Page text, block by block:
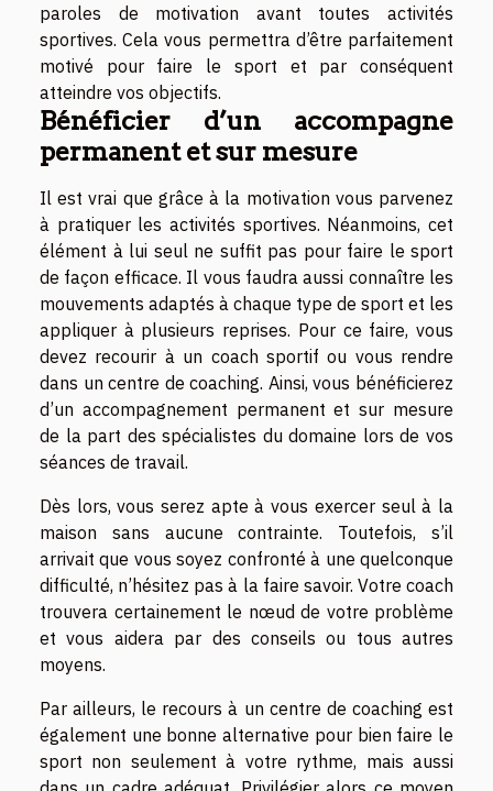
paroles de motivation avant toutes activités
sportives. Cela vous permettra d’être parfaitement
motivé pour faire le sport et par conséquent
atteindre vos objectifs.
Bénéficier d’un accompagne
permanent et sur mesure
Il est vrai que grâce à la motivation vous parvenez
à pratiquer les activités sportives. Néanmoins, cet
élément à lui seul ne suffit pas pour faire le sport
de façon efficace. Il vous faudra aussi connaître les
mouvements adaptés à chaque type de sport et les
appliquer à plusieurs reprises. Pour ce faire, vous
devez recourir à un coach sportif ou vous rendre
dans un centre de coaching. Ainsi, vous bénéficierez
d’un accompagnement permanent et sur mesure
de la part des spécialistes du domaine lors de vos
séances de travail.
Dès lors, vous serez apte à vous exercer seul à la
maison sans aucune contrainte. Toutefois, s’il
arrivait que vous soyez confronté à une quelconque
difficulté, n’hésitez pas à la faire savoir. Votre coach
trouvera certainement le nœud de votre problème
et vous aidera par des conseils ou tous autres
moyens.
Par ailleurs, le recours à un centre de coaching est
également une bonne alternative pour bien faire le
sport non seulement à votre rythme, mais aussi